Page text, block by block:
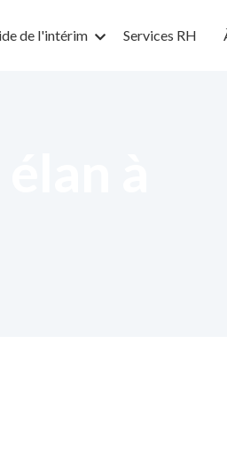
de l'intérim Services RH